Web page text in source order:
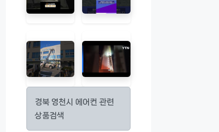
경북 영천시 에어컨 관련
상품검색